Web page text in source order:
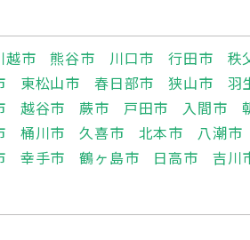
越市 熊谷市 川口市 行田市 秩
東松山市 春日部市 狭山市 羽
越谷市 蕨市 戸田市 入間市
桶川市 久喜市 北本市 八潮市
幸手市 鶴ヶ島市 日高市 吉川